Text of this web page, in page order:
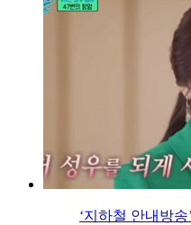
‘지하철 안내방